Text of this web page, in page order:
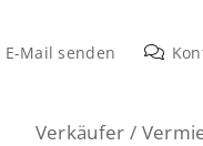
E-Mail senden
Verkäufer /